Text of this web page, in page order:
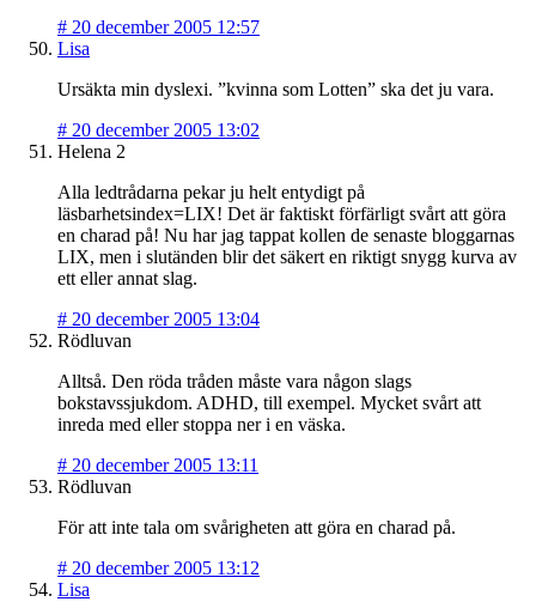
# 20 december 2005 12:57
Lisa
Ursäkta min dyslexi. ”kvinna som Lotten” ska det ju vara.
# 20 december 2005 13:02
Helena 2
Alla ledtrådarna pekar ju helt entydigt på
läsbarhetsindex=LIX! Det är faktiskt förfärligt svårt att göra
en charad på! Nu har jag tappat kollen de senaste bloggarnas
LIX, men i slutänden blir det säkert en riktigt snygg kurva av
ett eller annat slag.
# 20 december 2005 13:04
Rödluvan
Alltså. Den röda tråden måste vara någon slags
bokstavssjukdom. ADHD, till exempel. Mycket svårt att
inreda med eller stoppa ner i en väska.
# 20 december 2005 13:11
Rödluvan
För att inte tala om svårigheten att göra en charad på.
# 20 december 2005 13:12
Lisa